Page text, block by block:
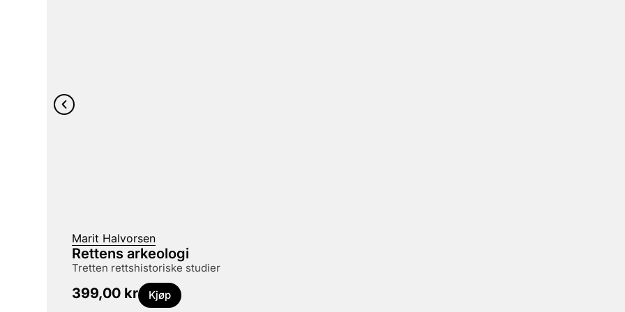
Marit Halvorsen
Rettens arkeologi
tretten rettshistoriske studier
399,00 kr Kjøp